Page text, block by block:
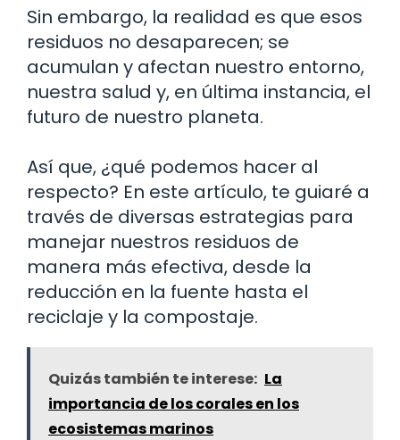
Sin embargo, la realidad es que esos
residuos no desaparecen; se
acumulan y afectan nuestro entorno,
nuestra salud y, en última instancia, el
futuro de nuestro planeta.
Así que, ¿qué podemos hacer al
respecto? En este artículo, te guiaré a
través de diversas estrategias para
manejar nuestros residuos de
manera más efectiva, desde la
reducción en la fuente hasta el
reciclaje y la compostaje.
Quizás también te interese: La
importancia de los corales en los
ecosistemas marinos